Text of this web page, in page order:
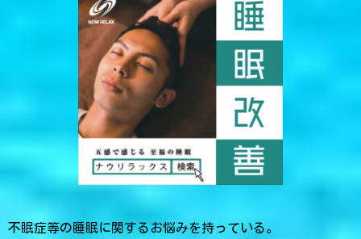
不眠症等の睡眠に関するお悩みを持っている。